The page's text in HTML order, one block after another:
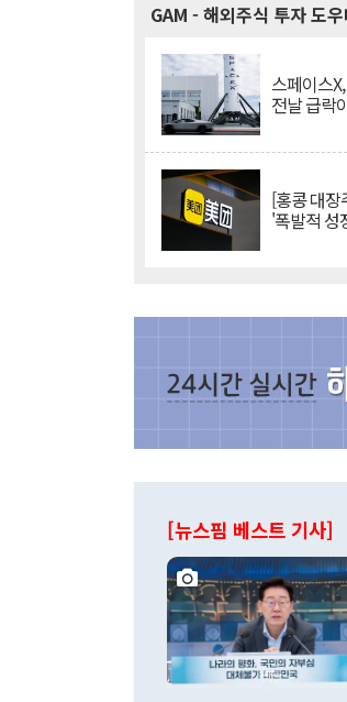
GAM - 해외주식 투자 도우
스페이스
전날 급락
[홍콩 대
'폭발적 성
[뉴스핌 베스트 기사]